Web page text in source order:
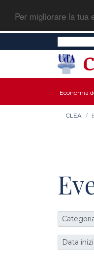
Per migliorare la tua
Economia
CLEA
Data